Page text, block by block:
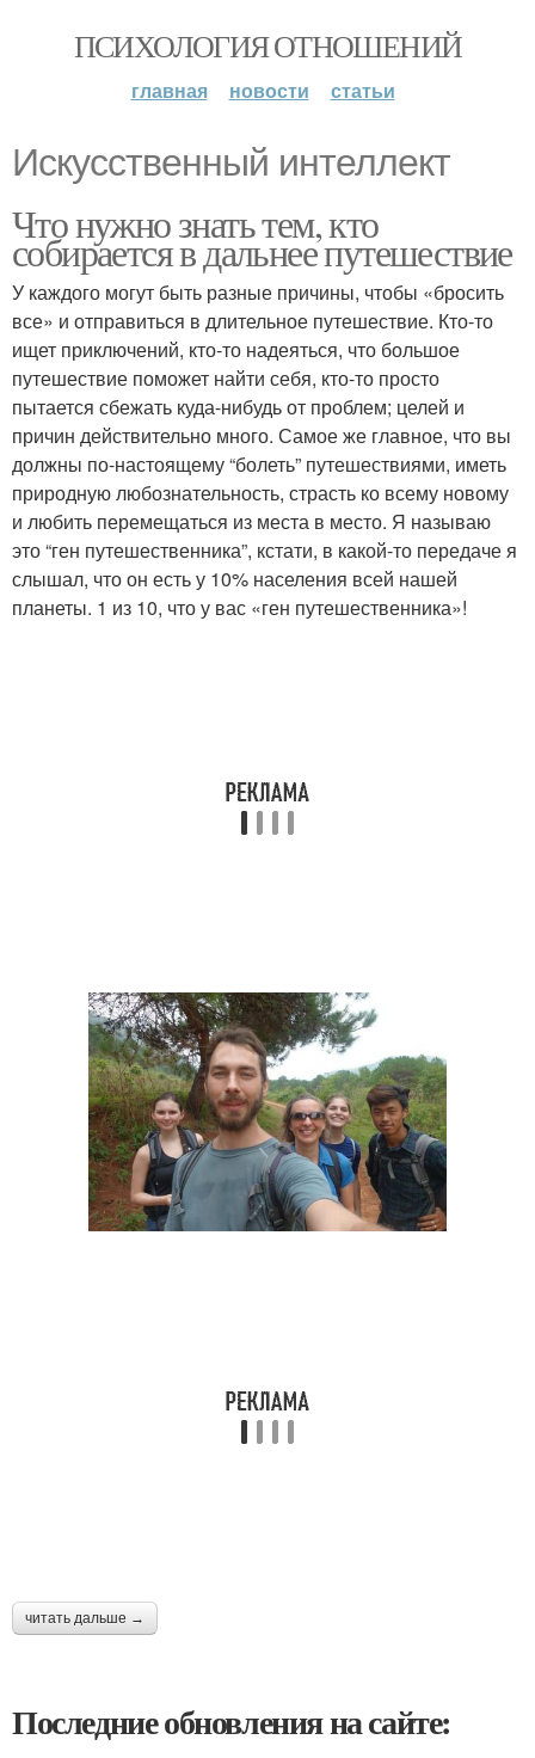
ПСИХОЛОГИЯ ОТНОШЕНИЙ
главная новости статьи
Искусственный интеллект
Что нужно знать тем, кто
собирается в дальнее путешествие
У каждого могут быть разные причины, чтобы «бросить
все» и отправиться в длительное путешествие. Кто-то
ищет приключений, кто-то надеяться, что большое
путешествие поможет найти себя, кто-то просто
пытается сбежать куда-нибудь от проблем; целей и
причин действительно много. Самое же главное, что вы
должны по-настоящему “болеть” путешествиями, иметь
природную любознательность, страсть ко всему новому
и любить перемещаться из места в место. Я называю
это “ген путешественника”, кстати, в какой-то передаче я
слышал, что он есть у 10% населения всей нашей
планеты. 1 из 10, что у вас «ген путешественника»!
читать дальше →
Последние обновления на сайте: